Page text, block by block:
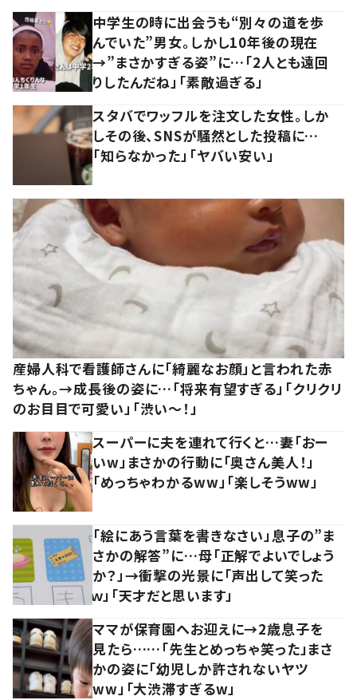
中学生の時に出会うも“別々の道を歩
んでいた”男女。しかし10年後の現在
→”まさかすぎる姿”に…「2人とも遠回
りしたんだね」「素敵過ぎる」
スタバでワッフルを注文した女性。しか
しその後、SNSが騒然とした投稿に…
「知らなかった」「ヤバい安い」
産婦人科で看護師さんに「綺麗なお顔」と言われた赤
ちゃん。→成長後の姿に…「将来有望すぎる」「クリクリ
のお目目で可愛い」「渋い～！」
スーパーに夫を連れて行くと…妻「おー
いw」まさかの行動に「奥さん美人！」
「めっちゃわかるww」「楽しそうww」
「絵にあう言葉を書きなさい」息子の”ま
さかの解答”に…母「正解でよいでしょう
か？」→衝撃の光景に「声出して笑った
ｗ」「天才だと思います」
ママが保育園へお迎えに→2歳息子を
見たら……「先生とめっちゃ笑った」まさ
かの姿に「幼児しか許されないヤツ
ww」「大渋滞すぎるw」